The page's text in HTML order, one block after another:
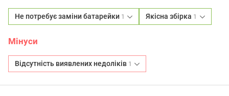
Не потребує заміни батарейки 1 Якісна збірка 1
Мінуси
Відсутність виявлених недоліків 1